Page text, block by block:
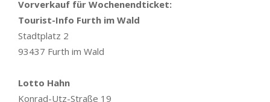
Vorverkauf für Wochenendticket:
Tourist-Info Furth im Wald
Stadtplatz 2
93437 Furth im Wald
Lotto Hahn
Konrad-Utz-Straße 19